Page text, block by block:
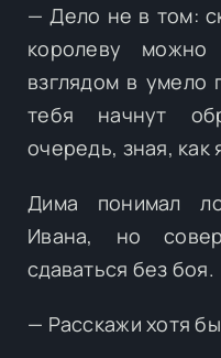
— Дело не в том:
королеву
взглядом в умело
тебя начнут
очередь, зная, как
Дима понимал
Ивана, но
сдаваться без боя.
— Расскажи хотя